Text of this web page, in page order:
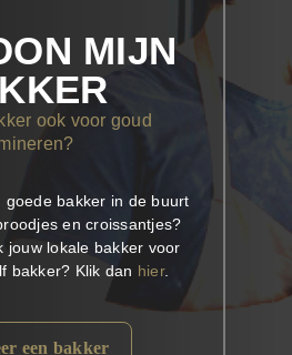
MIJN
ook voor goud
goede bakker in de buurt
en croissantjes?
jouw lokale bakker voor
bakker? Klik dan hier.
een bakker